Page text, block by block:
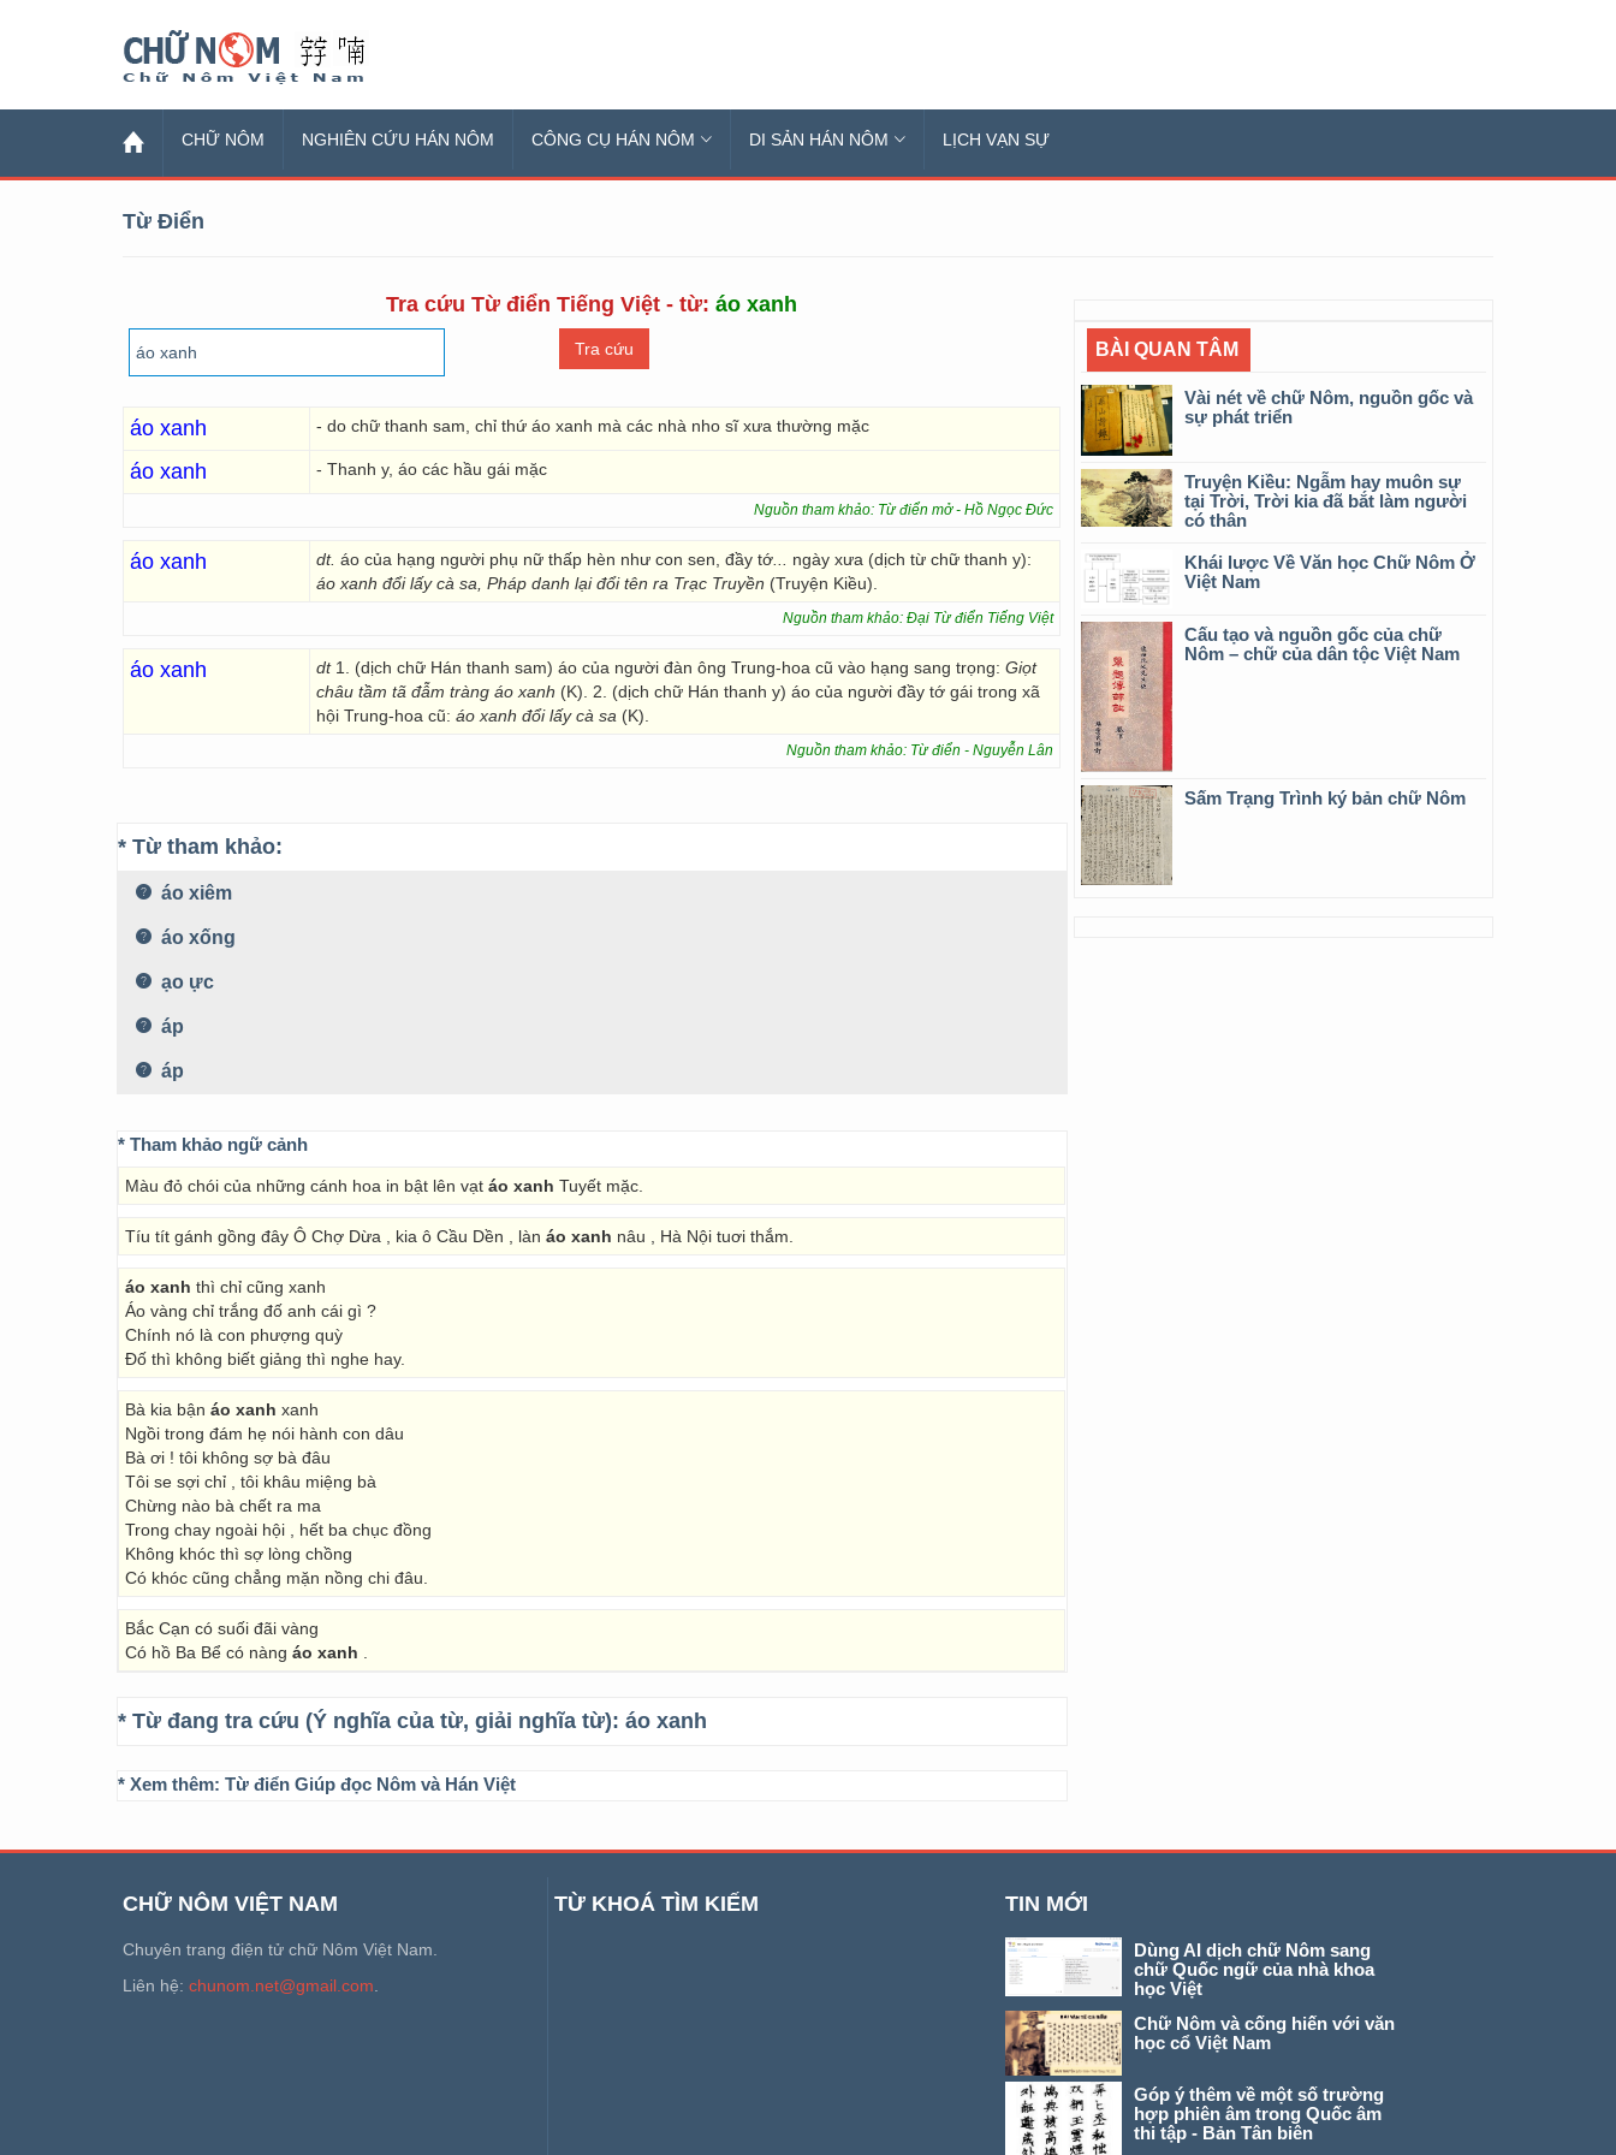
CHỮ NÔM NGHIÊN CỨU HÁN NÔM CÔNG CỤ HÁN NÔM DI SẢN HÁN NÔM LỊCH VẠN SỰ
Từ Điển
Tra cứu Từ điển Tiếng Việt - từ:áo xanh
áo xanh - do chữ thanh sam, chỉ thứ áo xanh mà các nhà nho sĩ xưa thường mặc
áo xanh - Thanh y, áo các hầu gái mặc
Nguồn tham khảo: Từ điển mở - Hồ Ngọc Đức
áo xanh dt. áo của hạng người phụ nữ thấp hèn như con sen, đầy tớ
ngày xưa (dịch từ chữ thanh y):
áo xanh đổi lấy cà sa, Pháp danh lại đổi tên ra Trạc Truyền (Truyện Kiều).
Nguồn tham khảo: Đại Từ điển Tiếng Việt
áo xanh dt 1. (dịch chữ Hán thanh sam) áo của người đàn ông Trung-hoa cũ vào hạng sang trọng: Giọt
châu tầm tã đẫm tràng áo xanh (K). 2. (dịch chữ Hán thanh y) áo của người đầy tớ gái trong xã
hội Trung-hoa cũ: áo xanh đổi lấy cà sa (K).
Nguồn tham khảo: Từ điển - Nguyễn Lân
* Từ tham khảo:
áo xiêm
áo xống
ạo ực
áp
áp
* Tham khảo ngữ cảnh
Màu đỏ chói của những cánh hoa in bật lên vạt áo xanh Tuyết mặc.
Tíu tít gánh gồng đây Ô Chợ Dừa , kia ô Cầu Dền , làn áo xanh nâu , Hà Nội tuơi thắm.
áo xanh thì chỉ cũng xanh
Áo vàng chỉ trắng đố anh cái gì ?
Chính nó là con phượng quỳ
Đố thì không biết giảng thì nghe hay.
Bà kia bận áo xanh xanh
Ngồi trong đám hẹ nói hành con dâu
Bà ơi ! tôi không sợ bà đâu
Tôi se sợi chỉ , tôi khâu miệng bà
Chừng nào bà chết ra ma
Trong chay ngoài hội , hết ba chục đồng
Không khóc thì sợ lòng chồng
Có khóc cũng chẳng mặn nồng chi đâu.
Bắc Cạn có suối đãi vàng
Có hồ Ba Bể có nàng áo xanh
* Từ đang tra cứu (Ý nghĩa của từ, giải nghĩa từ): áo xanh
* Xem thêm: Từ điển Giúp đọc Nôm và Hán Việt
BÀI QUAN TÂM
Vài nét về chữ Nôm, nguồn gốc và
sự phát triển
Truyện Kiều: Ngẫm hay muôn sự
tại Trời, Trời kia đã bắt làm người
có thân
Khái lược Về Văn học Chữ Nôm Ở
Việt Nam
Cấu tạo và nguồn gốc của chữ
Nôm – chữ của dân tộc Việt Nam
Sấm Trạng Trình ký bản chữ Nôm
CHỮ NÔM VIỆT NAM
Chuyên trang điện tử chữ Nôm Việt Nam.
Liên hệ: chunom.net@gmail.com
TỪ KHOÁ TÌM KIẾM TIN MỚI
Dùng AI dịch chữ Nôm sang
chữ Quốc ngữ của nhà khoa
học Việt
Chữ Nôm và cống hiến với văn
học cổ Việt Nam
Góp ý thêm về một số trường
hợp phiên âm trong Quốc âm
thi tập - Bản Tân biên